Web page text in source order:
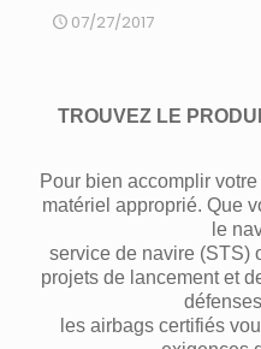
07/27/2017
TROUVEZ LE
Pour bien accomplir
matériel approprié. Que
le
service de navire (STS)
projets de lancement et
les airbags certifiés